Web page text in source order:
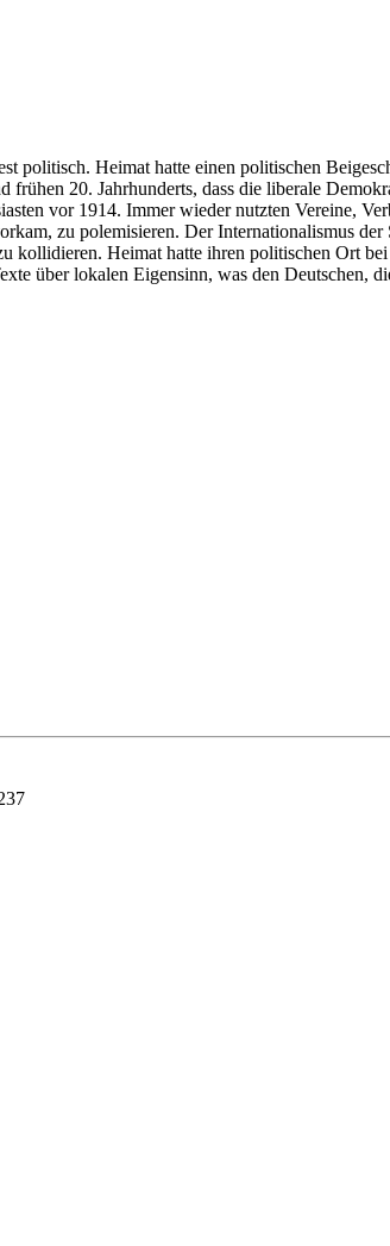
politisch. Heimat hatte einen politischen
frühen 20. Jahrhunderts, dass die liberale
vor 1914. Immer wieder nutzten Vereine,
zu polemisieren. Der Internationalismus
kollidieren. Heimat hatte ihren politischen Ort
über lokalen Eigensinn, was den Deutschen,